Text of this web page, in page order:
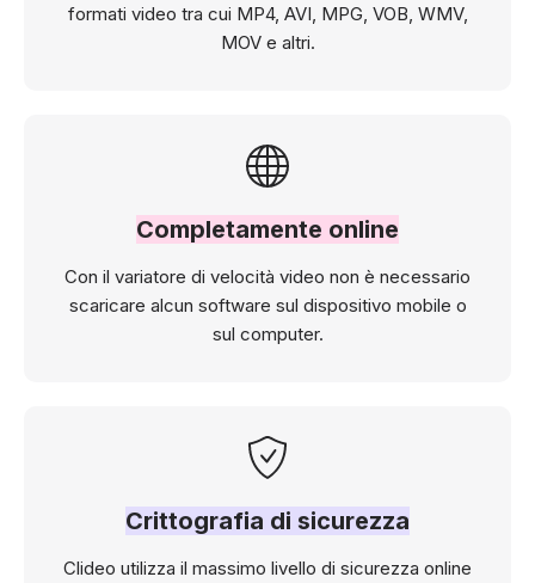
formati video tra cui MP4, AVI, MPG, VOB, WMV,
MOV e altri.
Completamente online
Con il variatore di velocità video non è necessario
scaricare alcun software sul dispositivo mobile o
sul computer.
Crittografia di sicurezza
Clideo utilizza il massimo livello di sicurezza online